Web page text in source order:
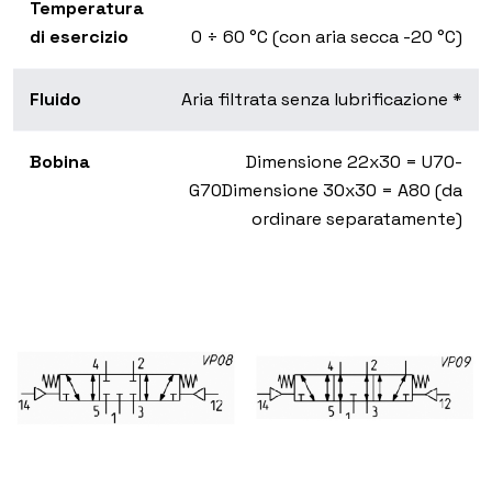
Temperatura
di esercizio
0 ÷ 60 °C (con aria secca -20 °C)
Fluido Aria filtrata senza lubrificazione *
Bobina
Dimensione 22x30 = U70-
G70Dimensione 30x30 = A80 (da
ordinare separatamente)